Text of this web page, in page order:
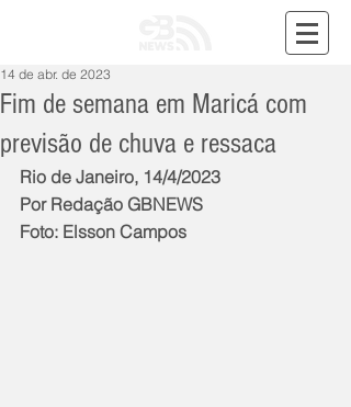
Fim de semana em Maricá com
previsão de chuva e ressaca
14 de abr. de 2023
Rio de Janeiro, 14/4/2023
Por Redação GBNEWS
Foto: Elsson Campos